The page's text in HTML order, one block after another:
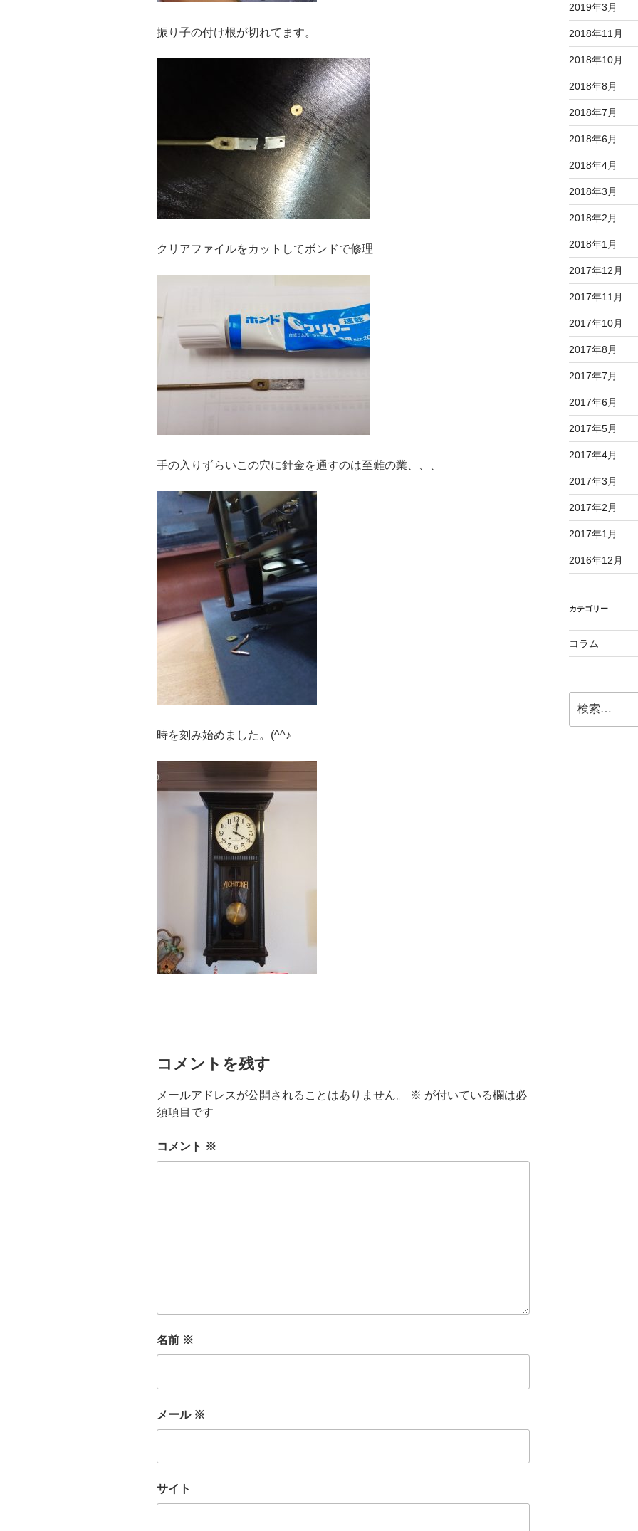
振り子の付け根が切れてます。
クリアファイルをカットしてボンドで修理
手の入りずらいこの穴に針金を通すのは至難の業、、、
時を刻み始めました。(^^♪
コメントを残す
メールアドレスが公開されることはありません。 ※ が付いている欄は必
須項目です
コメント ※
名前 ※
メール ※
サイト
2019年3月
2018年11月
2018年10月
2018年8月
2018年7月
2018年6月
2018年4月
2018年3月
2018年2月
2018年1月
2017年12月
2017年11月
2017年10月
2017年8月
2017年7月
2017年6月
2017年5月
2017年4月
2017年3月
2017年2月
2017年1月
2016年12月
カテゴリー
コラム
索: